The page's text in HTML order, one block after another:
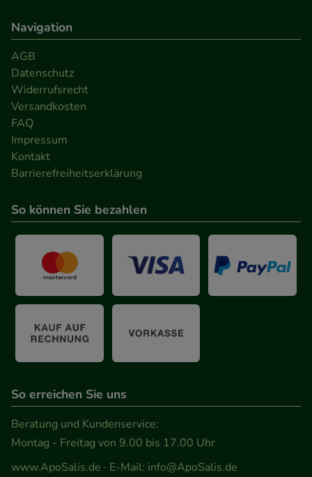
zu gestalten. Bitte beachten Sie, dass Daten hierfür
teilweise an Dritte wie z.B. Google oder soziale
Medien übertragen werden.
Navigation
AGB
Datenschutz
Widerrufsrecht
Versandkosten
FAQ
Impressum
Kontakt
Barrierefreiheitserklärung
So können Sie bezahlen
So erreichen Sie uns
Beratung und Kundenservice:
Montag - Freitag von 9.00 bis 17.00 Uhr
www.ApoSalis.de · E-Mail: info@ApoSalis.de